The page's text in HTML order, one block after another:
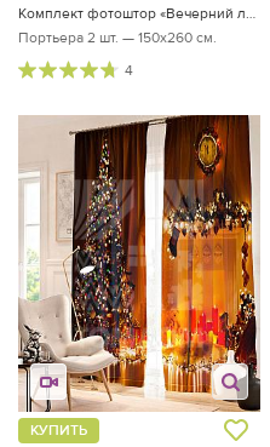
Комплект фотоштор «Вечерний лес»
Портьера 2 шт. — 150х260 см.
4
КУПИТЬ